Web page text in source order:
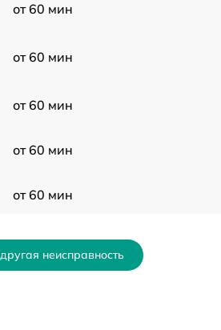
от 60 мин
от 60 мин
от 60 мин
от 60 мин
от 60 мин
от 60 мин
неисправность